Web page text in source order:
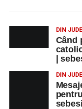
de Federico Fellini
MARȚI, 25
Grădina
Raica”
cu artele plastice,
DIN
Când
|
DIN